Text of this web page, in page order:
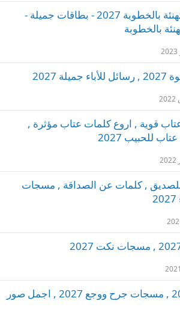
صور ورسائل تهنئة بالخطوبة 2027 - بطاقات جميلة -
بالخطوبة
2027
قوية , اروع كلمات عتاب مؤثرة ,
للحبيب 2027
, كلمات عن الصداقة , مسجات
كلمات ألم2027 , مسجات جرح ووجع 2027 , اجمل صور